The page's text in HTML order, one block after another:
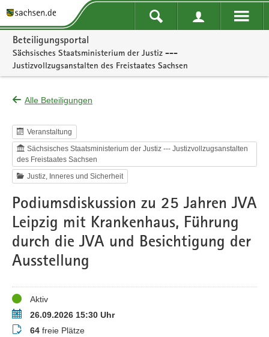
Portalnavigation
Beteiligungsportal
Sächsisches Staatsministerium der Justiz ---
Justizvollzugsanstalten des Freistaates Sachsen
Alle Beteiligungen
Veranstaltung
Sächsisches Staatsministerium der Justiz --- Justizvollzugsanstalten
des Freistaates Sachsen
Justiz, Inneres und Sicherheit
Podiumsdiskussion zu 25 Jahren JVA
Leipzig mit Krankenhaus, Führung
durch die JVA und Besichtigung der
Ausstellung
StatusAktiv
Termin26.09.2026 15:30 Uhr
Buchungsstatus
64 freie Plätze